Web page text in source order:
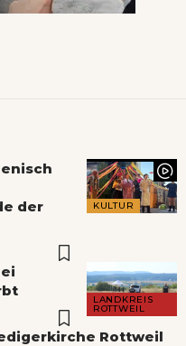
KULTUR
der
LANDKREIS
ROTTWEIL
Rottweil